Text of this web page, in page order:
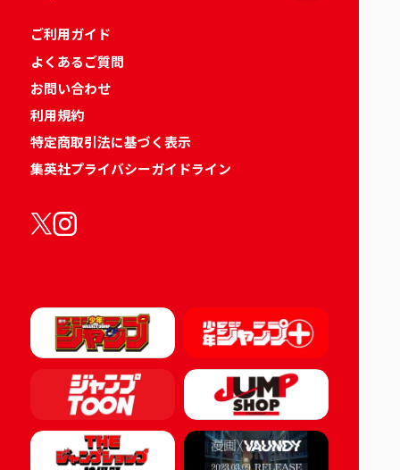
ご利用ガイド
よくあるご質問
お問い合わせ
利用規約
特定商取引法に基づく表示
集英社プライバシーガイドライン